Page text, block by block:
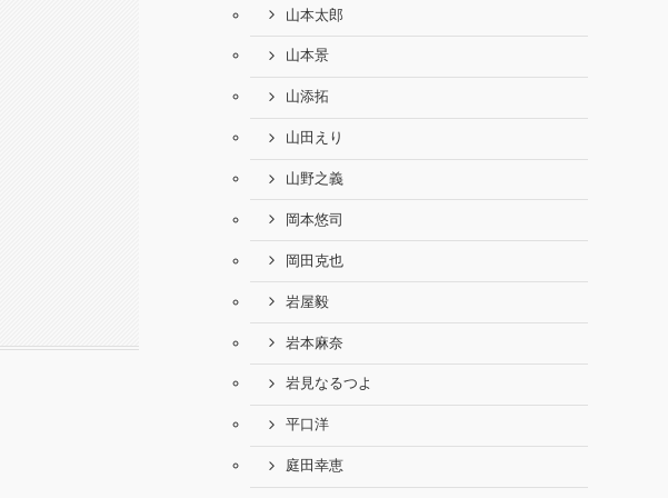
山本太郎
山本景
山添拓
山田えり
山野之義
岡本悠司
岡田克也
岩屋毅
岩本麻奈
岩見なるつよ
平口洋
庭田幸恵